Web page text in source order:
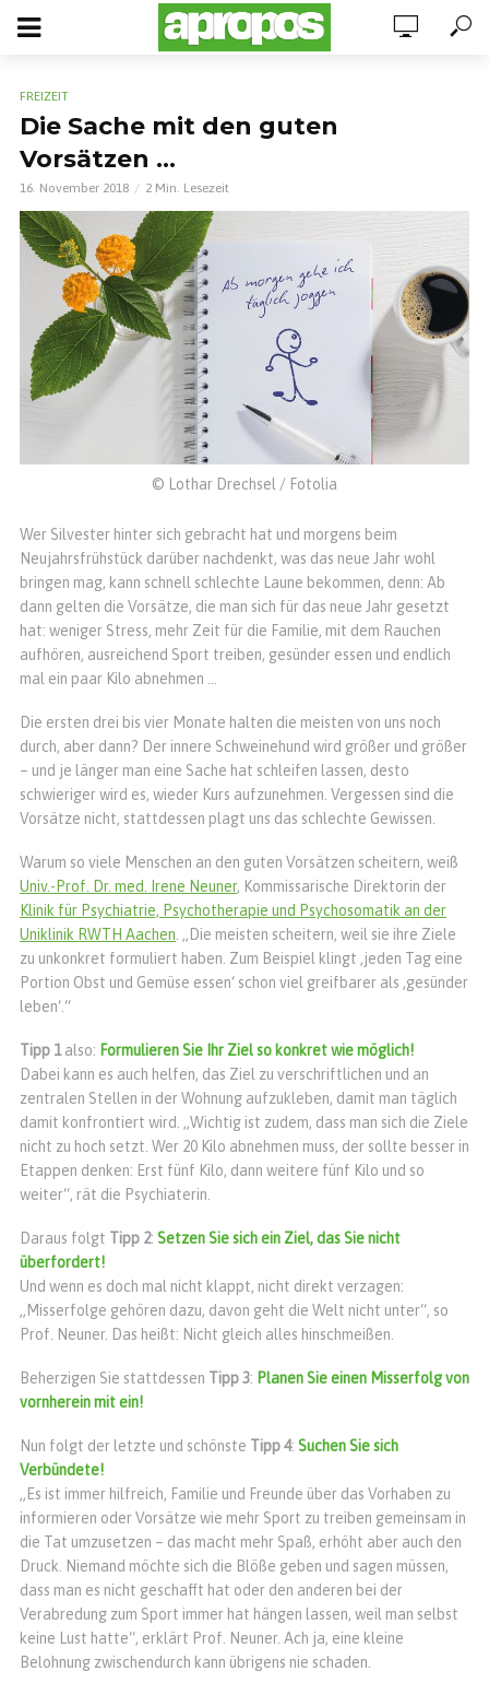
FREIZEIT
Die Sache mit den guten
Vorsätzen …
16. November 2018 2 Min. Lesezeit
© Lothar Drechsel / Fotolia
Wer Silvester hinter sich gebracht hat und morgens beim
Neujahrsfrühstück darüber nachdenkt, was das neue Jahr wohl
bringen mag, kann schnell schlechte Laune bekommen, denn: Ab
dann gelten die Vorsätze, die man sich für das neue Jahr gesetzt
hat: weniger Stress, mehr Zeit für die Familie, mit dem Rauchen
aufhören, ausreichend Sport treiben, gesünder essen und endlich
mal ein paar Kilo abnehmen …
Die ersten drei bis vier Monate halten die meisten von uns noch
durch, aber dann? Der innere Schweinehund wird größer und größer
– und je länger man eine Sache hat schleifen lassen, desto
schwieriger wird es, wieder Kurs aufzunehmen. Vergessen sind die
Vorsätze nicht, stattdessen plagt uns das schlechte Gewissen.
Warum so viele Menschen an den guten Vorsätzen scheitern, weiß
Univ.-Prof. Dr. med. Irene Neuner, Kommissarische Direktorin der
Klinik für Psychiatrie, Psychotherapie und Psychosomatik an der
Uniklinik RWTH Aachen . „Die meisten scheitern, weil sie ihre Ziele
zu unkonkret formuliert haben. Zum Beispiel klingt ‚jeden Tag eine
Portion Obst und Gemüse essen‘ schon viel greifbarer als ‚gesünder
leben‘.“
Tipp 1also: Formulieren Sie Ihr Ziel so konkret wie möglich!
Dabei kann es auch helfen, das Ziel zu verschriftlichen und an
zentralen Stellen in der Wohnung aufzukleben, damit man täglich
damit konfrontiert wird. „Wichtig ist zudem, dass man sich die Ziele
nicht zu hoch setzt. Wer 20 Kilo abnehmen muss, der sollte besser in
Etappen denken: Erst fünf Kilo, dann weitere fünf Kilo und so
weiter“, rät die Psychiaterin.
Daraus folgt Tipp 2: Setzen Sie sich ein Ziel, das Sie nicht
überfordert!
Und wenn es doch mal nicht klappt, nicht direkt verzagen:
„Misserfolge gehören dazu, davon geht die Welt nicht unter“, so
Prof. Neuner. Das heißt: Nicht gleich alles hinschmeißen.
Beherzigen Sie stattdessen Tipp 3: Planen Sie einen Misserfolg von
vornherein mit ein!
Nun folgt der letzte und schönste Tipp 4: Suchen Sie sich
Verbündete!
„Es ist immer hilfreich, Familie und Freunde über das Vorhaben zu
informieren oder Vorsätze wie mehr Sport zu treiben gemeinsam in
die Tat umzusetzen – das macht mehr Spaß, erhöht aber auch den
Druck. Niemand möchte sich die Blöße geben und sagen müssen,
dass man es nicht geschafft hat oder den anderen bei der
Verabredung zum Sport immer hat hängen lassen, weil man selbst
keine Lust hatte“, erklärt Prof. Neuner. Ach ja, eine kleine
Belohnung zwischendurch kann übrigens nie schaden.